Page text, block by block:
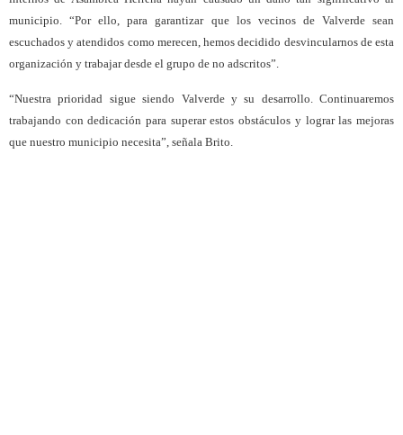
municipio. “Por ello, para garantizar que los vecinos de Valverde sean
escuchados y atendidos como merecen, hemos decidido desvincularnos de esta
organización y trabajar desde el grupo de no adscritos”.
“Nuestra prioridad sigue siendo Valverde y su desarrollo. Continuaremos
trabajando con dedicación para superar estos obstáculos y lograr las mejoras
que nuestro municipio necesita”, señala Brito.